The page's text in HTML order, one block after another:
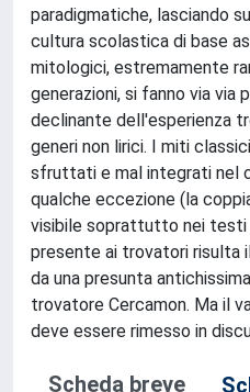
paradigmatiche, lasciando
cultura scolastica di base
mitologici, estremamente
generazioni, si fanno via via
declinante dell'esperienza
generi non lirici. I miti
sfruttati e mal integrati nel
qualche eccezione (la
visibile soprattutto nei
presente ai trovatori risulta
da una presunta
trovatore Cercamon. Ma il
deve essere rimesso in
Scheda breve